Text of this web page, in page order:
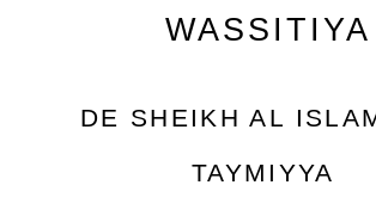
WASSITIYA
DE SHEIKH AL
TAYMIYYA